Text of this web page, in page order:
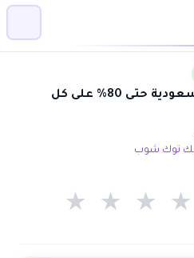
كود Tiktok shop السعودية حتى 80% على كل
★ ★ ★ ★